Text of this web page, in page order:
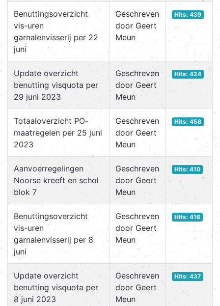
Benuttingsoverzicht
vis-uren
garnalenvisserij per 22
juni
Geschreven
door Geert
Meun
Hits: 439
Update overzicht
benutting visquota per
29 juni 2023
Geschreven
door Geert
Meun
Hits: 424
Totaaloverzicht PO-
maatregelen per 25 juni
2023
Geschreven
door Geert
Meun
Hits: 458
Aanvoerregelingen
Noorse kreeft en schol
blok 7
Geschreven
door Geert
Meun
Hits: 410
Benuttingsoverzicht
vis-uren
garnalenvisserij per 8
juni
Geschreven
door Geert
Meun
Hits: 416
Update overzicht
benutting visquota per
8 juni 2023
Geschreven
door Geert
Meun
Hits: 437